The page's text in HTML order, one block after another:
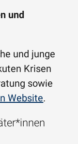
und
und junge
Krisen
sowie
Website.